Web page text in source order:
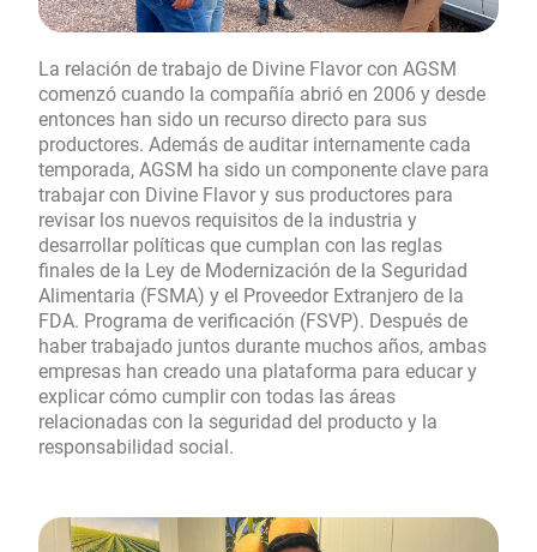
La relación de trabajo de Divine Flavor con AGSM
comenzó cuando la compañía abrió en 2006 y desde
entonces han sido un recurso directo para sus
productores. Además de auditar internamente cada
temporada, AGSM ha sido un componente clave para
trabajar con Divine Flavor y sus productores para
revisar los nuevos requisitos de la industria y
desarrollar políticas que cumplan con las reglas
finales de la Ley de Modernización de la Seguridad
Alimentaria (FSMA) y el Proveedor Extranjero de la
FDA. Programa de verificación (FSVP). Después de
haber trabajado juntos durante muchos años, ambas
empresas han creado una plataforma para educar y
explicar cómo cumplir con todas las áreas
relacionadas con la seguridad del producto y la
responsabilidad social.